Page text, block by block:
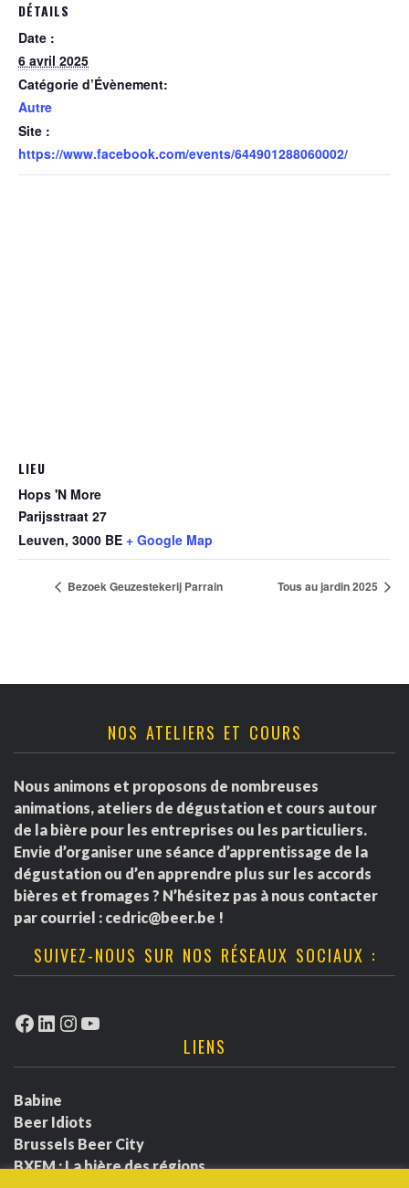
DÉTAILS
Date :
6 avril 2025
Catégorie d’Évènement:
Autre
Site :
https://www.facebook.com/events/644901288060002/
LIEU
Hops 'N More
Parijsstraat 27
Leuven, 3000 BE + Google Map
Bezoek Geuzestekerij Parrain Tous au jardin 2025
NOS ATELIERS ET COURS
Nous animons et proposons de nombreuses
animations, ateliers de dégustation et cours autour
de la bière pour les entreprises ou les particuliers.
Envie d’organiser une séance d’apprentissage de la
dégustation ou d’en apprendre plus sur les accords
bières et fromages ? N’hésitez pas à nous contacter
par courriel : cedric@beer.be !
SUIVEZ-NOUS SUR NOS RÉSEAUX SOCIAUX :
Facebook
LinkedIn
Instagram
YouTube
LIENS
Babine
Beer Idiots
Brussels Beer City
BXFM : La bière des régions